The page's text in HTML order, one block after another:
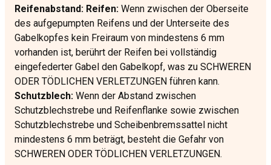
Reifenabstand: Reifen: Wenn zwischen der Oberseite
des aufgepumpten Reifens und der Unterseite des
Gabelkopfes kein Freiraum von mindestens 6 mm
vorhanden ist, berührt der Reifen bei vollständig
eingefederter Gabel den Gabelkopf, was zu SCHWEREN
ODER TÖDLICHEN VERLETZUNGEN führen kann.
Schutzblech: Wenn der Abstand zwischen
Schutzblechstrebe und Reifenflanke sowie zwischen
Schutzblechstrebe und Scheibenbremssattel nicht
mindestens 6 mm beträgt, besteht die Gefahr von
SCHWEREN ODER TÖDLICHEN VERLETZUNGEN.